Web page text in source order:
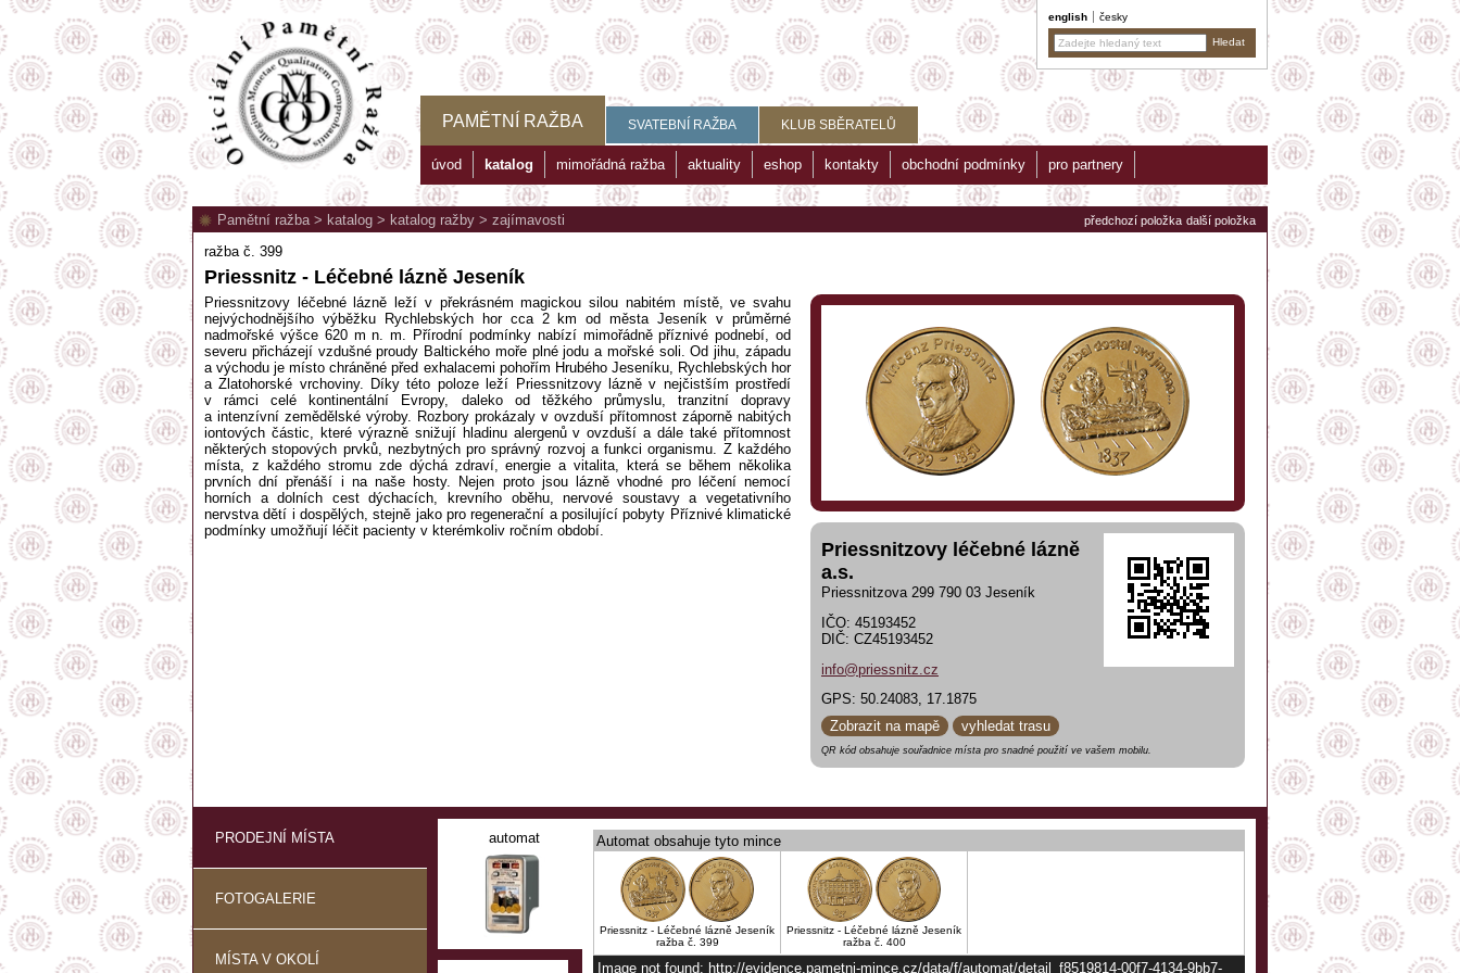
english česky
PAMĚTNÍ RAŽBA SVATEBNÍ RAŽBA KLUB SBĚRATELŮ
úvod katalog mimořádná ražba aktuality eshop kontakty obchodní podmínky pro partnery
předchozí položka další položka
Pamětní ražba> katalog > katalog ražby > zajímavosti
ražba č. 399
Priessnitz - Léčebné lázně Jeseník
Priessnitzovy léčebné lázně
a.s.
Priessnitzova 299 790 03 Jeseník
IČO: 45193452
DIČ: CZ45193452
info@priessnitz.cz
GPS: 50.24083, 17.1875
Zobrazit na mapě
vyhledat trasu
QR kód obsahuje souřadnice místa pro snadné použití ve vašem mobilu.
Priessnitzovy léčebné lázně leží v překrásném magickou silou nabitém místě, ve svahu
nejvýchodnějšího výběžku Rychlebských hor cca 2 km od města Jeseník v průměrné
nadmořské výšce 620 m n. m. Přírodní podmínky nabízí mimořádně příznivé podnebí, od
severu přicházejí vzdušné proudy Baltického moře plné jodu a mořské soli. Od jihu, západu
a východu je místo chráněné před exhalacemi pohořím Hrubého Jeseníku, Rychlebských hor
a Zlatohorské vrchoviny. Díky této poloze leží Priessnitzovy lázně v nejčistším prostředí
v rámci celé kontinentální Evropy, daleko od těžkého průmyslu, tranzitní dopravy
a intenzívní zemědělské výroby. Rozbory prokázaly v ovzduší přítomnost záporně nabitých
iontových částic, které výrazně snižují hladinu alergenů v ovzduší a dále také přítomnost
některých stopových prvků, nezbytných pro správný rozvoj a funkci organismu. Z každého
místa, z každého stromu zde dýchá zdraví, energie a vitalita, která se během několika
prvních dní přenáší i na naše hosty. Nejen proto jsou lázně vhodné pro léčení nemocí
horních a dolních cest dýchacích, krevního oběhu, nervové soustavy a vegetativního
nervstva dětí i dospělých, stejně jako pro regenerační a posilující pobyty Příznivé klimatické
podmínky umožňují léčit pacienty v kterémkoliv ročním období.
PRODEJNÍ MÍSTA
FOTOGALERIE
MÍSTA V OKOLÍ
automat Automat obsahuje tyto mince
Priessnitz - Léčebné lázně Jeseník
ražba č. 399
Priessnitz - Léčebné lázně Jeseník
ražba č. 400
Image not found: http://evidence.pametni-mince.cz/data/f/automat/detail_f8519814-00f7-4134-9bb7-